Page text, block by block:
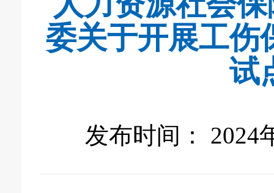
委关于开展工伤
试
发布时间： 2024